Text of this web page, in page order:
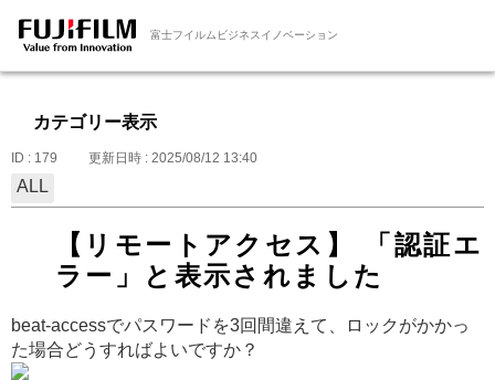
富士フイルムビジネスイノベーション
カテゴリー表示
ID : 179 更新日時 : 2025/08/12 13:40
ALL
【リモートアクセス】 「認証エ
ラー」と表示されました
beat-accessでパスワードを3回間違えて、ロックがかかっ
た場合どうすればよいですか？